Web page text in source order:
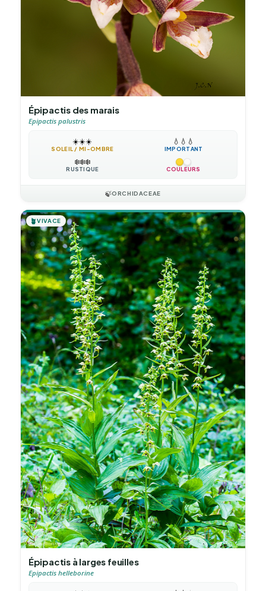
Épipactis des marais
Epipactis palustris
☀️☀️☀️
SOLEIL / MI-OMBRE
💧 💧 💧
IMPORTANT
❄️❄️❄️
RUSTIQUE COULEURS
🍃ORCHIDACEAE
🪴VIVACE
Épipactis à larges feuilles
Epipactis helleborine